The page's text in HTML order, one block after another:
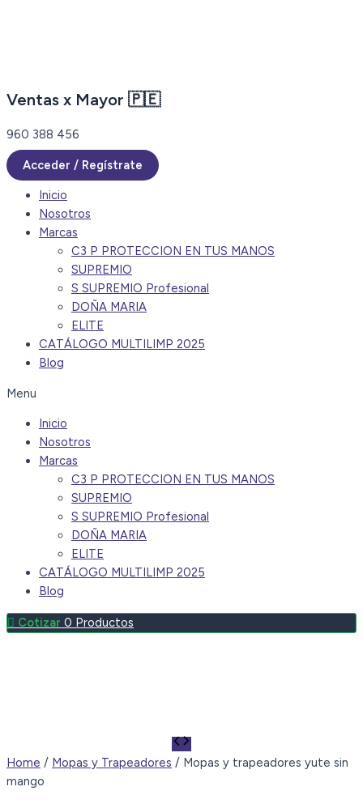
Ventas x Mayor 🇵🇪
960 388 456
Acceder / Regístrate
Inicio
Nosotros
Marcas
C3 P PROTECCION EN TUS MANOS
SUPREMIO
S SUPREMIO Profesional
DOÑA MARIA
ELITE
CATÁLOGO MULTILIMP 2025
Blog
Menu
Inicio
Nosotros
Marcas
C3 P PROTECCION EN TUS MANOS
SUPREMIO
S SUPREMIO Profesional
DOÑA MARIA
ELITE
CATÁLOGO MULTILIMP 2025
Blog
0 Productos
Home / Mopas y Trapeadores / Mopas y trapeadores yute sin
mango